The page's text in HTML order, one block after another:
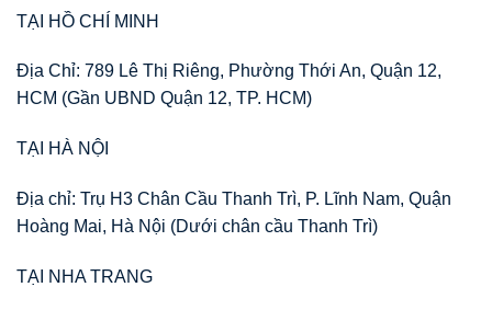
TẠI HỒ CHÍ MINH
Địa Chỉ: 789 Lê Thị Riêng, Phường Thới An, Quận 12,
HCM (Gần UBND Quận 12, TP. HCM)
TẠI HÀ NỘI
Địa chỉ: Trụ H3 Chân Cầu Thanh Trì, P. Lĩnh Nam, Quận
Hoàng Mai, Hà Nội (Dưới chân cầu Thanh Trì)
TẠI NHA TRANG